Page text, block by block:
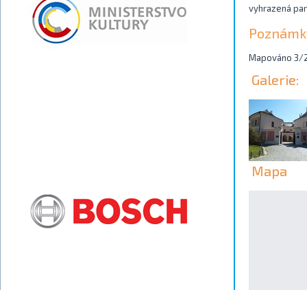
vyhrazená
Mapováno 3/
Galerie:
Mapa